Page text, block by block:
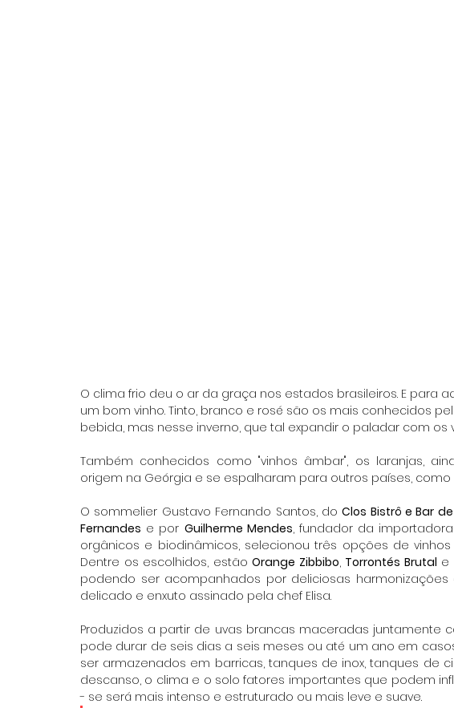
O clima frio deu o ar da graça nos estados brasileiros. E para
um bom vinho. Tinto, branco e rosé são os mais conhecidos
bebida, mas nesse inverno, que tal expandir o paladar com os
Também conhecidos como "vinhos âmbar", os laranjas,
origem na Geórgia e se espalharam para outros países, como
O sommelier Gustavo Fernando Santos, do Clos Bistrô e Bar
Fernandes e por Guilherme Mendes, fundador da
orgânicos e biodinâmicos, selecionou três opções de vinhos
Dentre os escolhidos, estão Orange Zibbibo, Torrontés Brutal e
podendo ser acompanhados por deliciosas
delicado e enxuto assinado pela chef Elisa.
Produzidos a partir de uvas brancas maceradas juntamente
pode durar de seis dias a seis meses ou até um ano em
ser armazenados em barricas, tanques de inox, tanques de
descanso, o clima e o solo fatores importantes que podem
- se será mais intenso e estruturado ou mais leve e suave.